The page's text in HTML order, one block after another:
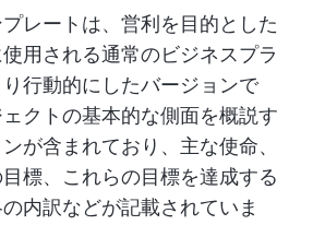
レートは、営利を目的とした
用される通常のビジネスプラ
行動的にしたバージョンで
クトの基本的な側面を概説す
が含まれており、主な使命、
標、これらの目標を達成する
内訳などが記載されていま